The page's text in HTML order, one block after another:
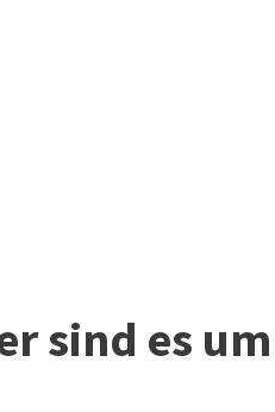
sind es